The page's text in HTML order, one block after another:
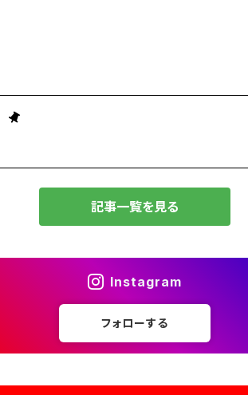
記事一覧を見る
Instagram
フォローする